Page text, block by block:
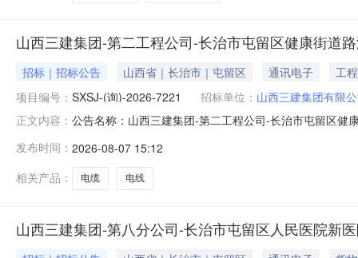
山西三建集团-第二工程公司-长治市屯留区健康街道
招标｜招标公告 山西省｜长治市｜屯留区 通讯电子
工程
项目编号： SXSJ-(询)-2026-7221 招标单位： 山西三建集团有限
正文内容： 公告名称：山西三建集团-第二工程公司-长治市屯留区健
项目-电缆、电线等物资采购采购公告采购编号：SXSJ-(
发布时间： 2026-08-07 15:12
相关产品：
电缆 电线
山西三建集团-第八分公司-长治市屯留区人民医院新